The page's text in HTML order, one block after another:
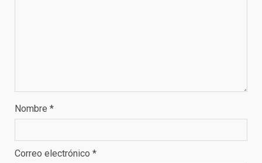
Nombre *
Correo electrónico *